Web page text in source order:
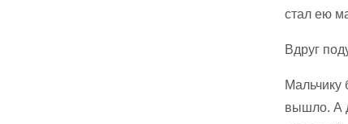
стал ею
Вдруг
Мальчику
вышло. А